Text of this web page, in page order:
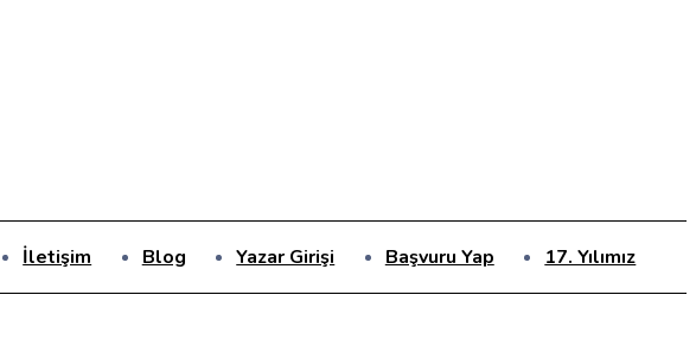
İletişim Blog Yazar Girişi Başvuru Yap 17. Yılımız